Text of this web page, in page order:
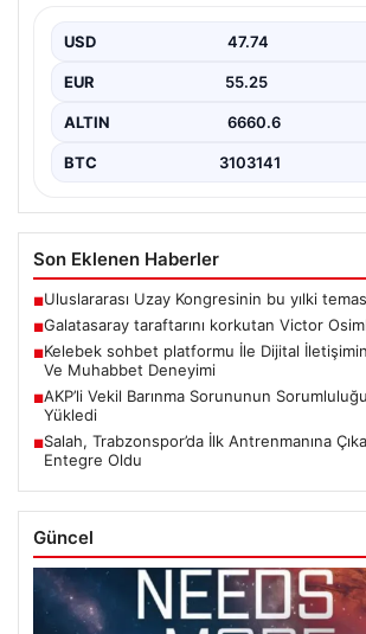
USD 47.74
EUR 55.25
ALTIN 6660.6
BTC 3103141
Son Eklenen Haberler
■Uluslararası Uzay Kongresinin bu yılki
■Galatasaray taraftarını korkutan Victor
■Kelebek sohbet platformu İle Dijital
Ve Muhabbet Deneyimi
■AKP’li Vekil Barınma Sorununun
Yükledi
■Salah, Trabzonspor’da İlk Antrenmanına
Entegre Oldu
Güncel